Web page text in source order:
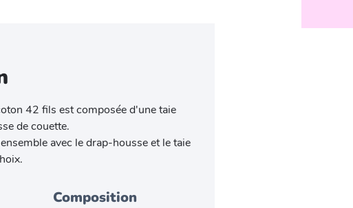
42 fils est composée d'une taie
de couette.
avec le drap-housse et le taie
Composition